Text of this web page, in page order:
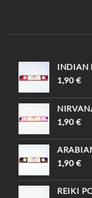
INDIAN
1,90 €
1,90 €
1,90 €
REIKI